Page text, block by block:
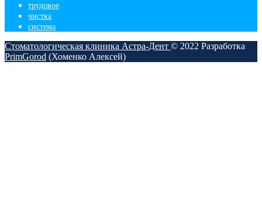
трудовое
чистка
​система
Стоматологическая клиника Астра-Дент © 2022 Разработка
PrimGorod (Хоменко Алексей)